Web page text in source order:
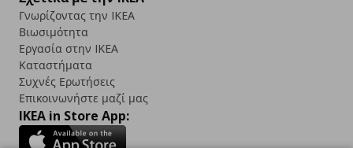
Γνωρίζοντας την IKEA
Βιωσιμότητα
Εργασία στην IKEA
Καταστήματα
Συχνές Ερωτήσεις
Επικοινωνήστε μαζί μας
IKEA in Store App: